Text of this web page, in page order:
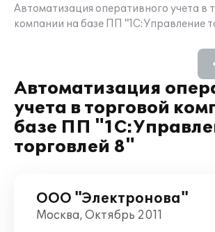
Автоматизация оперативного учета в
компании на базе ПП "1С:Управление
Автоматизация
учета в торговой
базе ПП
торговлей 8"
ООО "Электронова"
Москва, Октябрь 2011